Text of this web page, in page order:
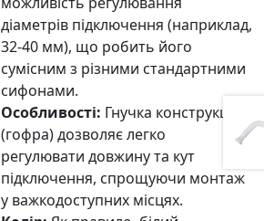
діаметрів підключення (наприклад,
32-40 мм), що робить його
сумісним з різними стандартними
сифонами.
Особливості: Гнучка конструкція
(гофра) дозволяє легко
регулювати довжину та кут
підключення, спрощуючи монтаж
у важкодоступних місцях.